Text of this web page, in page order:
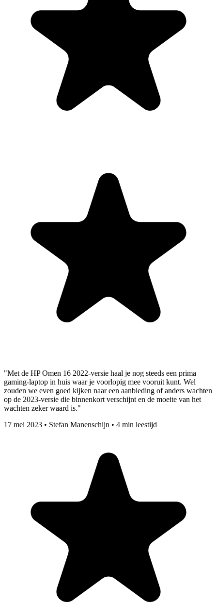
"Met de HP Omen 16 2022-versie haal je nog steeds een prima
gaming-laptop in huis waar je voorlopig mee vooruit kunt. Wel
zouden we even goed kijken naar een aanbieding of anders wachten
op de 2023-versie die binnenkort verschijnt en de moeite van het
wachten zeker waard is."
17 mei 2023 • Stefan Manenschijn • 4 min leestijd